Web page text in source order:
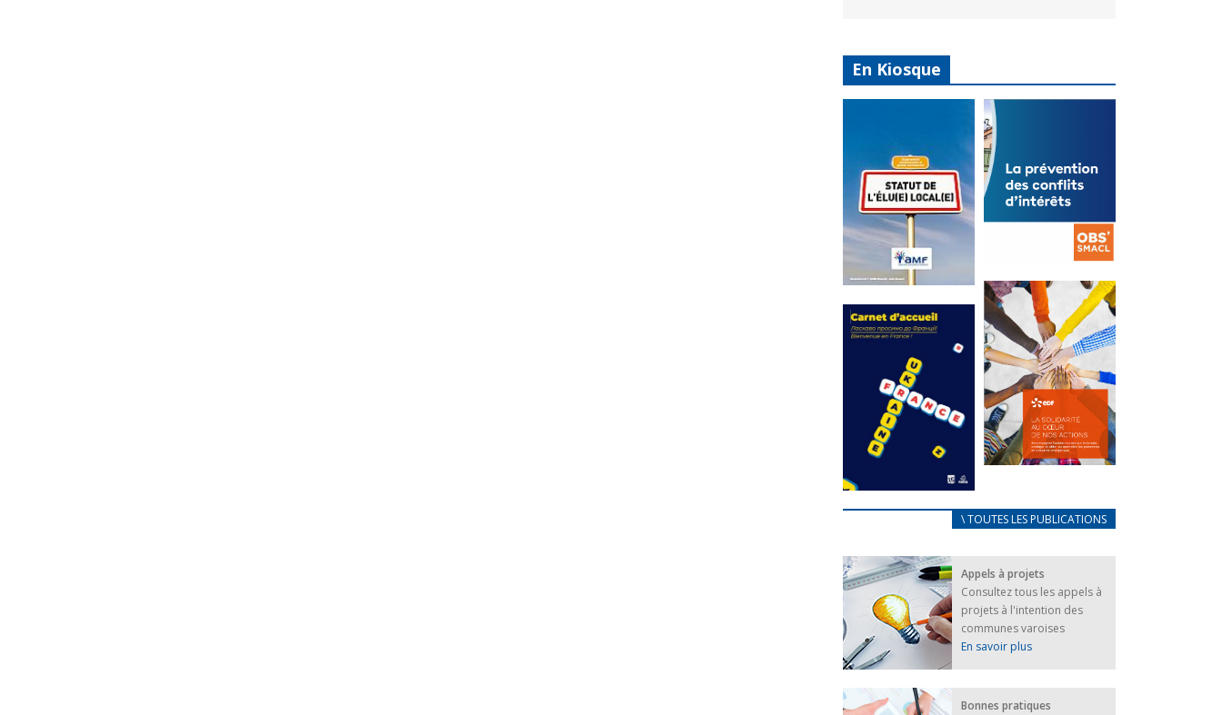
En Kiosque
Statut de
l’élu local
Mise à jour avril
2024
FEUILLETER
La
prévention
des conflits
d’intérêts
18 septembre 2023
FEUILLETER
au coeur de
nos actions
FEUILLETER
FRANÇAIS/UKRAINIEN
25 avril 2022
Afin
d’accompagner
au mieux les
réfugiés
ukrainiens arrivés
en France,...
FEUILLETER
\ TOUTES LES PUBLICATIONS
Appels à projets
Consultez tous les appels à
projets à l'intention des
communes varoises
En savoir plus
Bonnes pratiques